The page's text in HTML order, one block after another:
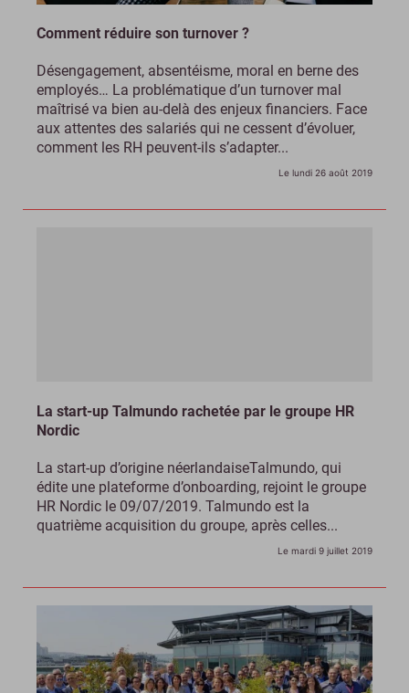
Comment réduire son turnover ?
Désengagement, absentéisme, moral en berne des
employés… La problématique d’un turnover mal
maîtrisé va bien au-delà des enjeux financiers. Face
aux attentes des salariés qui ne cessent d’évoluer,
comment les RH peuvent-ils s’adapter...
Le lundi 26 août 2019
La start-up Talmundo rachetée par le groupe HR
Nordic
La start-up d’origine néerlandaiseTalmundo, qui
édite une plateforme d’onboarding, rejoint le groupe
HR Nordic le 09/07/2019. Talmundo est la
quatrième acquisition du groupe, après celles...
Le mardi 9 juillet 2019